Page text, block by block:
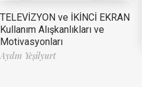
TELEVİZYON ve İKİNCİ EKRAN
Kullanım Alışkanlıkları ve
Motivasyonları
Aydın Yeşilyurt